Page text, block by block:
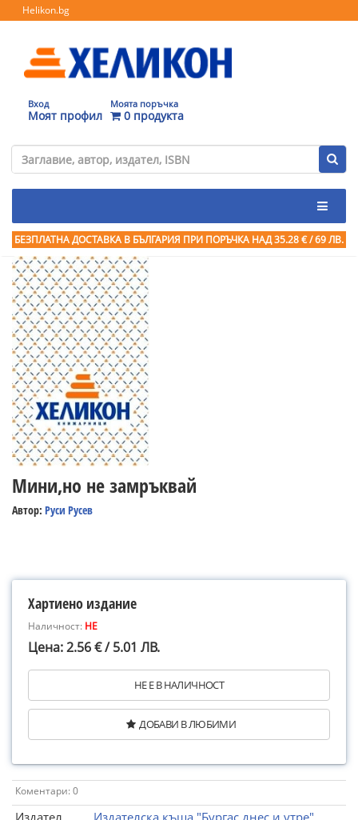
Helikon.bg
Вход
Моят профил
Моята поръчка
0 продукта
БЕЗПЛАТНА ДОСТАВКА В БЪЛГАРИЯ ПРИ ПОРЪЧКА НАД 35.28 € / 69 ЛВ.
Мини,но не замръквай
Автор: Руси Русев
Хартиено издание
Наличност: НЕ
Цена: 2.56 € / 5.01 ЛВ.
НЕ Е В НАЛИЧНОСТ
ДОБАВИ В ЛЮБИМИ
Коментари: 0
Издател
Издателска къща "Бургас днес и утре"